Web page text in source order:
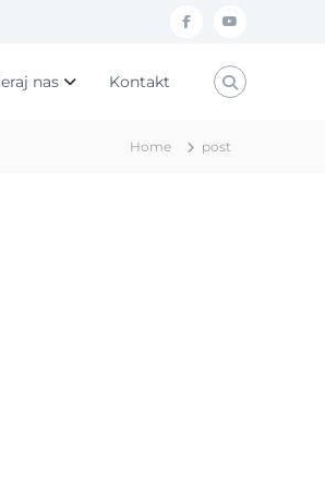
f
b
u
nas Kontakt
Home post